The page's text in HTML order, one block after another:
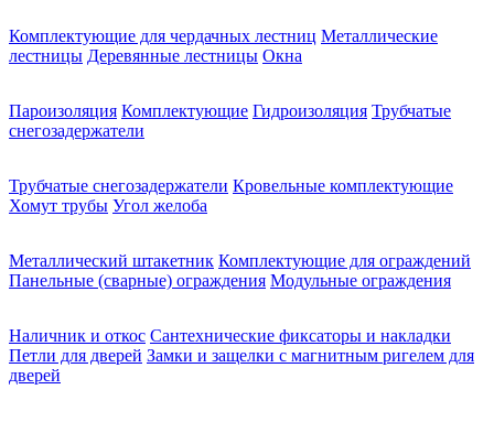
Комплектующие для чердачных лестниц Металлические
лестницы Деревянные лестницы Окна
Пароизоляция Комплектующие Гидроизоляция Трубчатые
снегозадержатели
Трубчатые снегозадержатели Кровельные комплектующие
Хомут трубы Угол желоба
Металлический штакетник Комплектующие для ограждений
Панельные (сварные) ограждения Модульные ограждения
Наличник и откос Сантехнические фиксаторы и накладки
Петли для дверей Замки и защелки с магнитным ригелем для
дверей